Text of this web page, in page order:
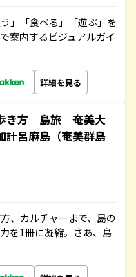
」「食べる」「遊ぶ」を
案内するビジュアルガイ
詳細を見る
き方 島旅 奄美大
呂麻島（奄美群島
、カルチャーまで、島の
を1冊に凝縮。さあ、島